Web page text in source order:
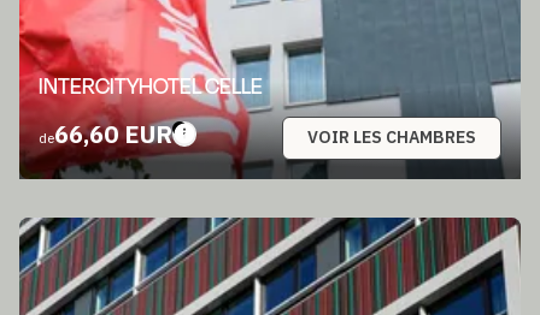
INTERCITYHOTEL CELLE
de66,60 EUR VOIR LES CHAMBRES